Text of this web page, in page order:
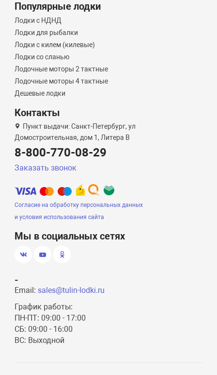
Популярные лодки
Лодки с НДНД
Лодки для рыбалки
Лодки с килем (килевые)
Лодки со сланью
Лодочные моторы 2 тактные
Лодочные моторы 4 тактные
Дешевые лодки
Контакты
Пункт выдачи: Санкт-Петербург, ул
Домостроительная, дом 1, Литера B
8-800-770-08-29
Заказать звонок
Согласие на обработку персональных данных
и условия использования сайта
Мы в социальных сетях
-
Email: sales@tulin-lodki.ru
График работы:
ПН-ПТ: 09:00 - 17:00
СБ: 09:00 - 16:00
ВС: Выходной